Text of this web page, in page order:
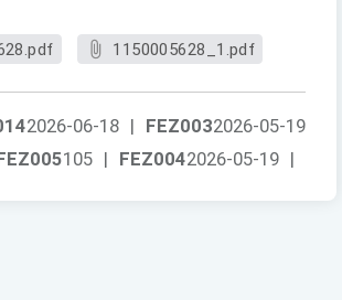
1150005628_1.pdf
FEZ0032026-05-19
2026-06-18 |
FEZ0042026-05-19 |
105 |